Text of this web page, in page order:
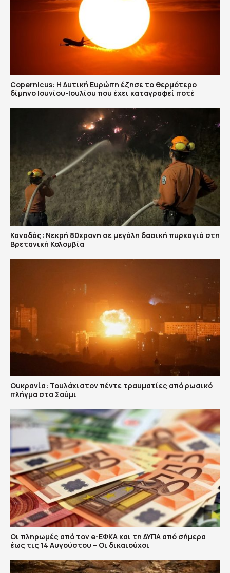
Copernicus: H Δυτική Ευρώπη έζησε το θερμότερο
δίμηνο Ιουνίου-Ιουλίου που έχει καταγραφεί ποτέ
Καναδάς: Nεκρή 80χρονη σε μεγάλη δασική πυρκαγιά στη
Βρετανική Κολομβία
Ουκρανία: Τουλάχιστον πέντε τραυματίες από ρωσικό
πλήγμα στο Σούμι
Οι πληρωμές από τον e-ΕΦΚΑ και τη ΔΥΠΑ από σήμερα
έως τις 14 Αυγούστου – Οι δικαιούχοι